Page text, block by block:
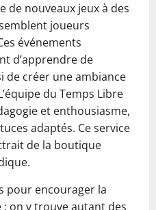
de nouveaux jeux à des
joueurs
événements
d’apprendre de
de créer une ambiance
du Temps Libre
et enthousiasme,
adaptés. Ce service
de la boutique
pour encourager la
on y trouve autant des